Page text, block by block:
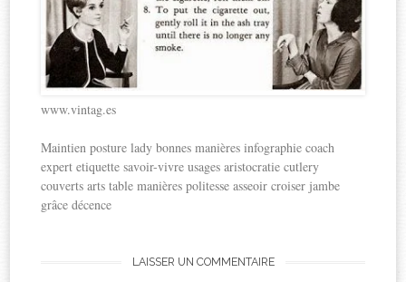
www.vintag.es
Maintien posture lady bonnes manières infographie coach
expert etiquette savoir-vivre usages aristocratie cutlery
couverts arts table manières politesse asseoir croiser jambe
grâce décence
LAISSER UN COMMENTAIRE